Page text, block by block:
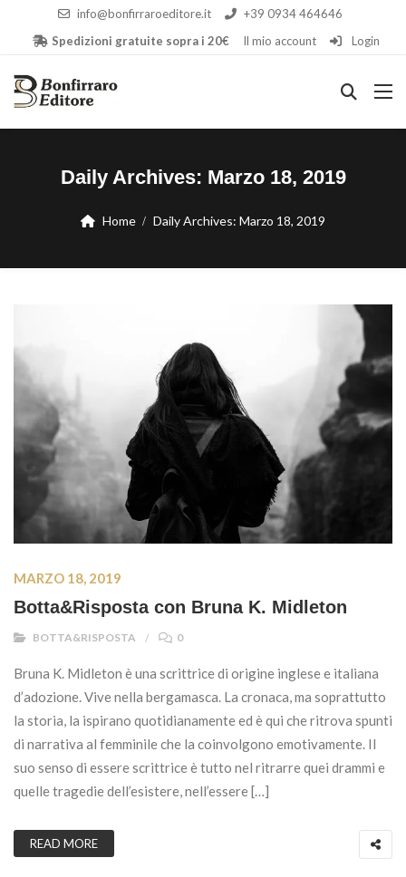
info@bonfirraroeditore.it
+39 0934 464646
Spedizioni gratuite sopra i 20€
Il mio account Login
Daily Archives: Marzo 18, 2019
Home Daily Archives: Marzo 18, 2019
MARZO 18, 2019
Botta&Risposta con Bruna K. Midleton
BOTTA&RISPOSTA 0
Bruna K. Midleton è una scrittrice di origine inglese e italiana
d’adozione. Vive nella bergamasca. La cronaca, ma soprattutto
la storia, la ispirano quotidianamente ed è qui che ritrova spunti
di narrativa al femminile che la coinvolgono emotivamente. Il
suo senso di essere scrittrice è tutto nel ritrarre quei drammi e
quelle tragedie dell’esistere, nell’essere […]
READ MORE